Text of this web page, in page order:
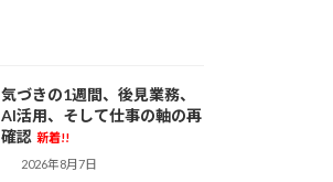
気づきの1週間、後見業務、
AI活用、そして仕事の軸の再
確認 新着!!
2026年8月7日